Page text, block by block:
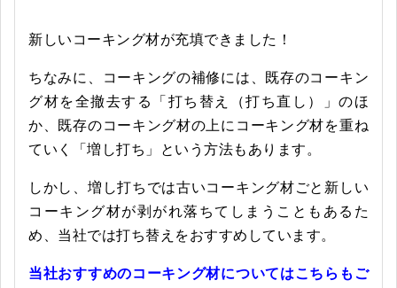
新しいコーキング材が充填できました！
ちなみに、コーキングの補修には、既存のコーキン
グ材を全撤去する「打ち替え（打ち直し）」のほ
か、既存のコーキング材の上にコーキング材を重ね
ていく「増し打ち」という方法もあります。
しかし、増し打ちでは古いコーキング材ごと新しい
コーキング材が剥がれ落ちてしまうこともあるた
め、当社では打ち替えをおすすめしています。
当社おすすめのコーキング材についてはこちらもご